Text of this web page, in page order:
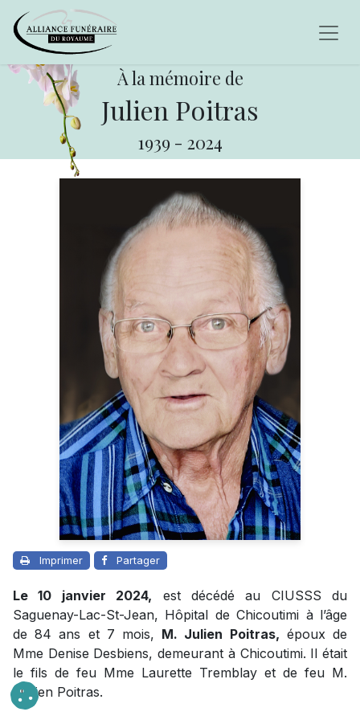
À la mémoire de
Julien Poitras
1939 - 2024
Imprimer Partager
Le 10 janvier 2024, est décédé au CIUSSS du
Saguenay-Lac-St-Jean, Hôpital de Chicoutimi à l’âge
de 84 ans et 7 mois, M. Julien Poitras, époux de
Mme Denise Desbiens, demeurant à Chicoutimi. Il était
le fils de feu Mme Laurette Tremblay et de feu M.
Lucien Poitras.